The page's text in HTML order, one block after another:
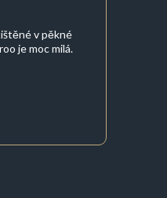
v pěkné
je moc milá.